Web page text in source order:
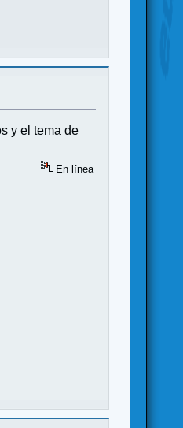
y el tema de
En línea